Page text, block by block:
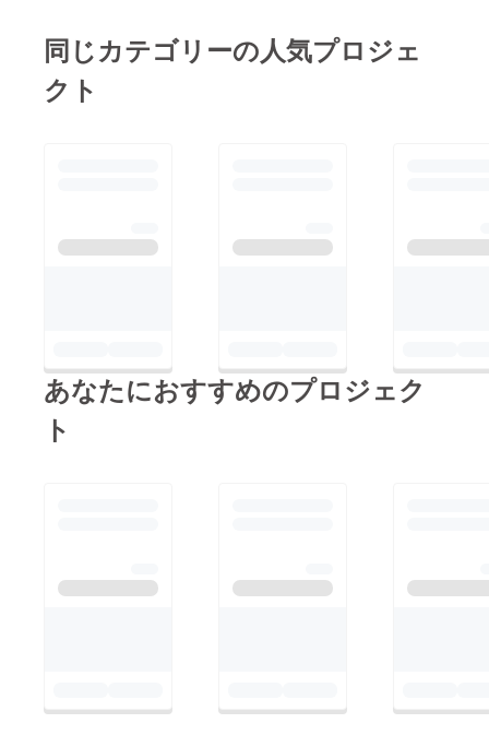
いと、表面に
同じカテゴリーの人気プロジェ
クト
あなたにおすすめのプロジェク
ト